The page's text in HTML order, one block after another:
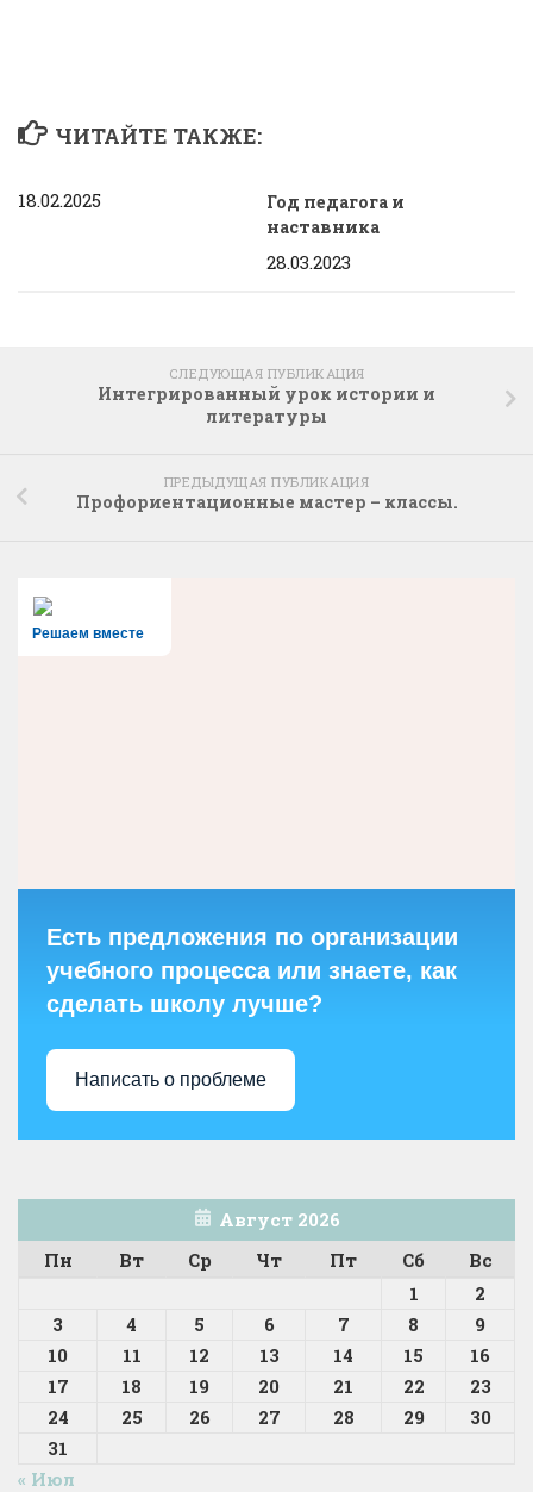
ЧИТАЙТЕ ТАКЖЕ:
18.02.2025
Год педагога и
наставника
28.03.2023
СЛЕДУЮЩАЯ ПУБЛИКАЦИЯ
Интегрированный урок истории и
литературы
ПРЕДЫДУЩАЯ ПУБЛИКАЦИЯ
Профориентационные мастер – классы.
Решаем вместе
Есть предложения по организации
учебного процесса или знаете, как
сделать школу лучше?
Написать о проблеме
Август 2026
Пн
Вт Ср Чт Пт Сб
Вс
1
2
3
4 5 6 7 8
9
10
11 12 13 14 15
16
17
18 19 20 21 22
23
24
25 26 27 28 29
30
31
« Июл